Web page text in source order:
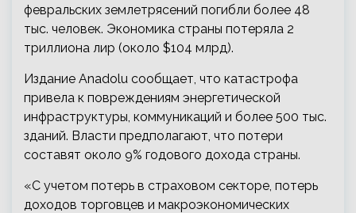
февральских землетрясений погибли более 48
тыс. человек. Экономика страны потеряла 2
триллиона лир (около $104 млрд).
Издание Anadolu сообщает, что катастрофа
привела к повреждениям энергетической
инфраструктуры, коммуникаций и более 500 тыс.
зданий. Власти предполагают, что потери
составят около 9% годового дохода страны.
«С учетом потерь в страховом секторе, потерь
доходов торговцев и макроэкономических